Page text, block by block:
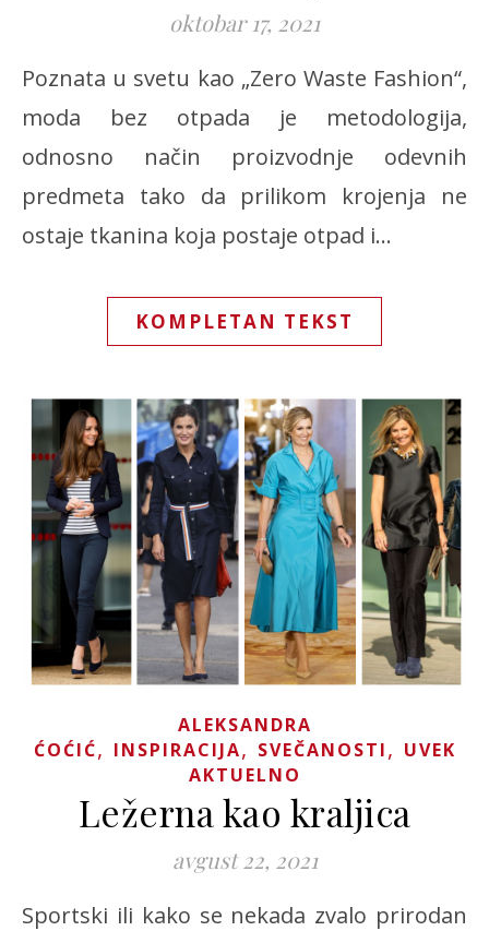
oktobar 17, 2021
Poznata u svetu kao „Zero Waste Fashion“,
moda bez otpada je metodologija,
odnosno način proizvodnje odevnih
predmeta tako da prilikom krojenja ne
ostaje tkanina koja postaje otpad i…
KOMPLETAN TEKST
ALEKSANDRA
ĆOĆIĆ, INSPIRACIJA, SVEČANOSTI, UVEK
AKTUELNO
Ležerna kao kraljica
avgust 22, 2021
Sportski ili kako se nekada zvalo prirodan